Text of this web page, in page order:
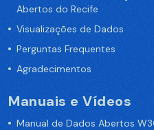
Abertos do Recife
Visualizações de Dados
Perguntas Frequentes
Agradecimentos
Manuais e Vídeos
Manual de Dados Abertos